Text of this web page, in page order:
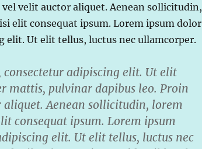
velit auctor aliquet. Aenean sollicitudin,
elit consequat ipsum. Lorem ipsum dolor
elit. Ut elit tellus, luctus nec ullamcorper.
adipiscing elit. Ut elit
mattis, pulvinar dapibus leo. Proin
Aenean sollicitudin, lorem
consequat ipsum. Lorem ipsum
elit. Ut elit tellus, luctus nec